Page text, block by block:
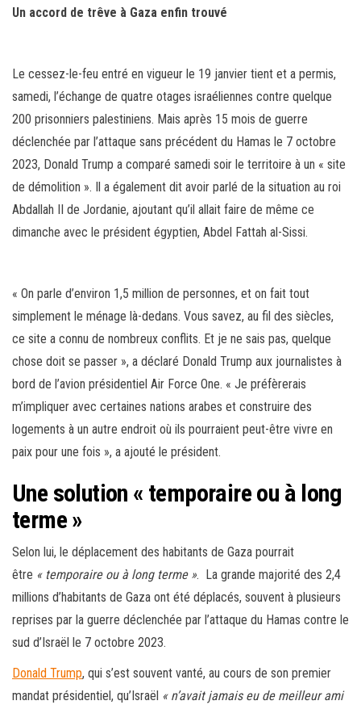
Un accord de trêve à Gaza enfin trouvé
Le cessez-le-feu entré en vigueur le 19 janvier tient et a permis,
samedi, l’échange de quatre otages israéliennes contre quelque
200 prisonniers palestiniens. Mais après 15 mois de guerre
déclenchée par l’attaque sans précédent du Hamas le 7 octobre
2023, Donald Trump a comparé samedi soir le territoire à un « site
de démolition ». Il a également dit avoir parlé de la situation au roi
Abdallah II de Jordanie, ajoutant qu’il allait faire de même ce
dimanche avec le président égyptien, Abdel Fattah al-Sissi.
« On parle d’environ 1,5 million de personnes, et on fait tout
simplement le ménage là-dedans. Vous savez, au fil des siècles,
ce site a connu de nombreux conflits. Et je ne sais pas, quelque
chose doit se passer », a déclaré Donald Trump aux journalistes à
bord de l’avion présidentiel Air Force One. « Je préfèrerais
m’impliquer avec certaines nations arabes et construire des
logements à un autre endroit où ils pourraient peut-être vivre en
paix pour une fois », a ajouté le président.
Une solution « temporaire ou à long
terme »
Selon lui, le déplacement des habitants de Gaza pourrait
être « temporaire ou à long terme ». La grande majorité des 2,4
millions d’habitants de Gaza ont été déplacés, souvent à plusieurs
reprises par la guerre déclenchée par l’attaque du Hamas contre le
sud d’Israël le 7 octobre 2023.
Donald Trump, qui s’est souvent vanté, au cours de son premier
mandat présidentiel, qu’Israël « n’avait jamais eu de meilleur ami